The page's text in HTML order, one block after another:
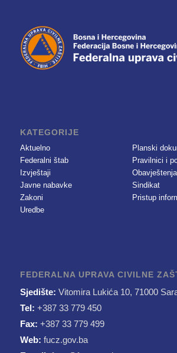
KATEGORIJE
Aktuelno
Federalni štab
Izvještaji
Javne nabavke
Zakoni
Uredbe
Planski
Pravilnici i
Obavještenja
Sindikat
Pristup
FEDERALNA UPRAVA CIVILNE
Sjedište: Vitomira Lukića 10, 71000
Tel: +387 33 779 450
Fax: +387 33 779 499
Web: fucz.gov.ba